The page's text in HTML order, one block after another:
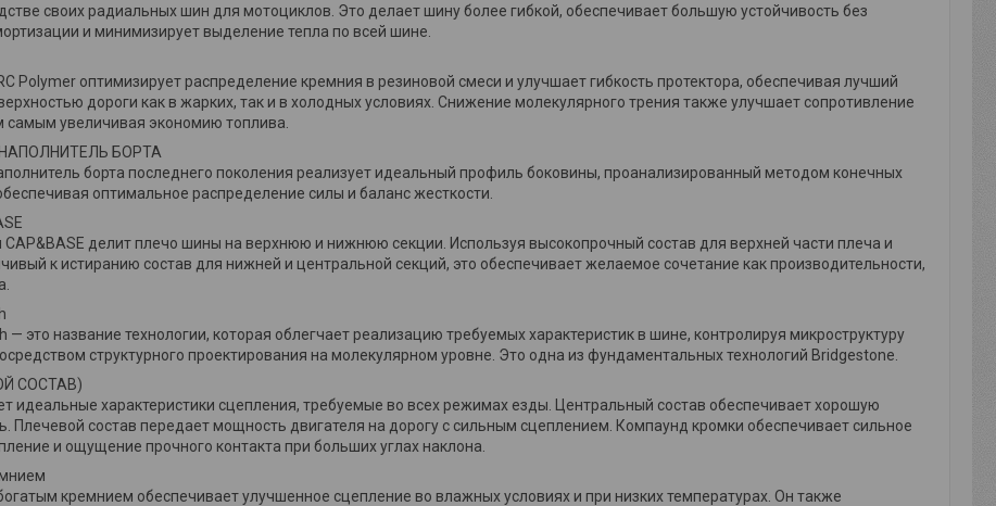
своих радиальных шин для мотоциклов. Это делает шину более гибкой, обеспечивает большую устойчивость без
и минимизирует выделение тепла по всей шине.
Polymer оптимизирует распределение кремния в резиновой смеси и улучшает гибкость протектора, обеспечивая лучший
дороги как в жарких, так и в холодных условиях. Снижение молекулярного трения также улучшает сопротивление
самым увеличивая экономию топлива.
БОРТА
борта последнего поколения реализует идеальный профиль боковины, проанализированный методом конечных
оптимальное распределение силы и баланс жесткости.
CAP&BASE делит плечо шины на верхнюю и нижнюю секции. Используя высокопрочный состав для верхней части плеча и
к истиранию состав для нижней и центральной секций, это обеспечивает желаемое сочетание как производительности,
— это название технологии, которая облегчает реализацию требуемых характеристик в шине, контролируя микроструктуру
структурного проектирования на молекулярном уровне. Это одна из фундаментальных технологий Bridgestone.
СОСТАВ)
идеальные характеристики сцепления, требуемые во всех режимах езды. Центральный состав обеспечивает хорошую
Плечевой состав передает мощность двигателя на дорогу с сильным сцеплением. Компаунд кромки обеспечивает сильное
и ощущение прочного контакта при больших углах наклона.
кремнием обеспечивает улучшенное сцепление во влажных условиях и при низких температурах. Он также